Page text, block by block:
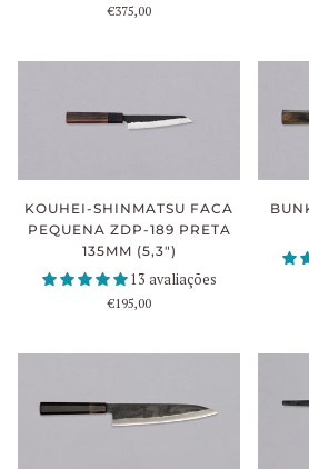
€375,00
KOUHEI-SHINMATSU FACA
PEQUENA ZDP-189 PRETA
135MM (5,3")
13 avaliações
€195,00